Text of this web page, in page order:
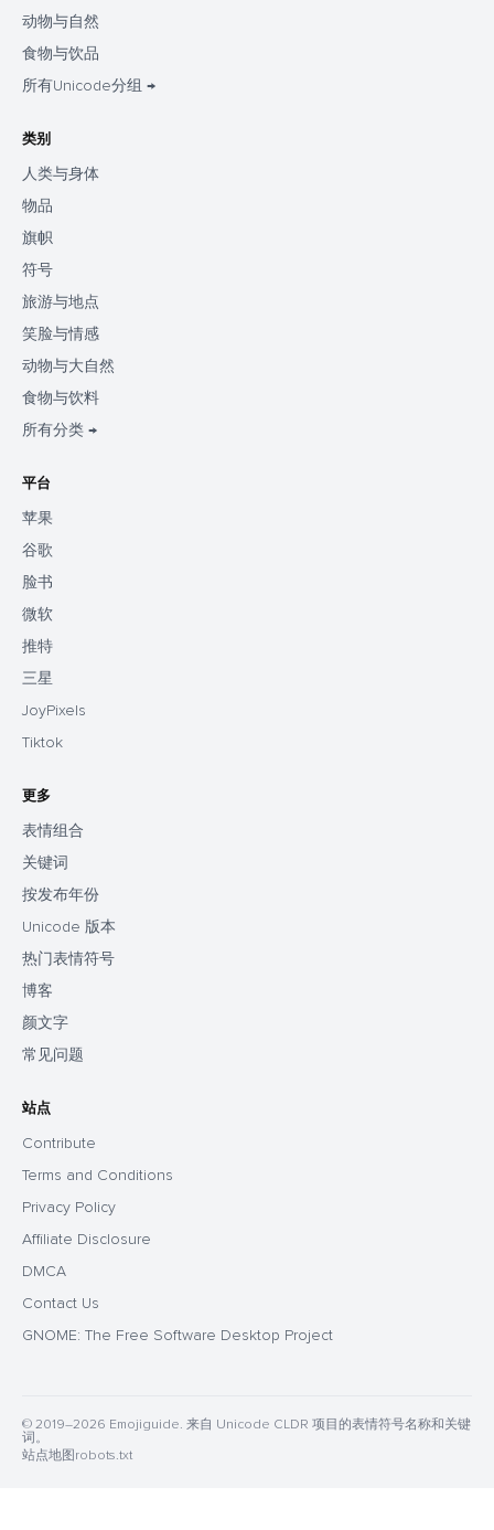
动物与自然
食物与饮品
所有Unicode分组 →
类别
人类与身体
物品
旗帜
符号
旅游与地点
笑脸与情感
动物与大自然
食物与饮料
所有分类 →
平台
苹果
谷歌
脸书
微软
推特
三星
JoyPixels
Tiktok
更多
表情组合
关键词
按发布年份
Unicode 版本
热门表情符号
博客
颜文字
常见问题
站点
Contribute
Terms and Conditions
Privacy Policy
Affiliate Disclosure
DMCA
Contact Us
GNOME: The Free Software Desktop Project
© 2019–2026 Emojiguide. 来自 Unicode CLDR 项目的表情符号名称和关键
词。
站点地图 robots.txt